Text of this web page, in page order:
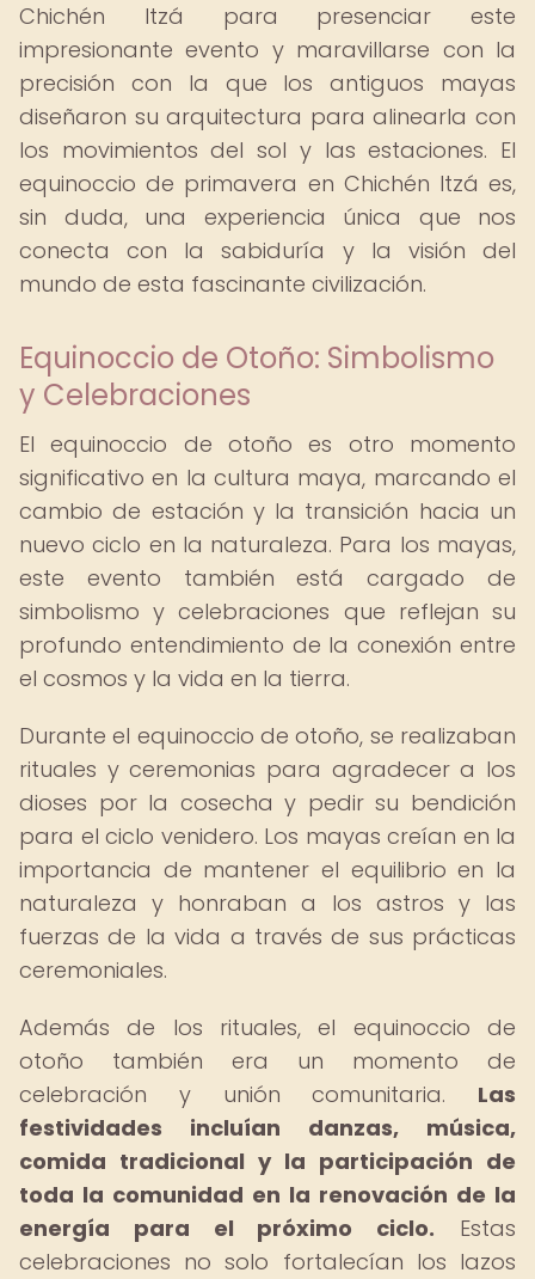
Chichén Itzá para presenciar este
impresionante evento y maravillarse con la
precisión con la que los antiguos mayas
diseñaron su arquitectura para alinearla con
los movimientos del sol y las estaciones. El
equinoccio de primavera en Chichén Itzá es,
sin duda, una experiencia única que nos
conecta con la sabiduría y la visión del
mundo de esta fascinante civilización.
Equinoccio de Otoño: Simbolismo
y Celebraciones
El equinoccio de otoño es otro momento
significativo en la cultura maya, marcando el
cambio de estación y la transición hacia un
nuevo ciclo en la naturaleza. Para los mayas,
este evento también está cargado de
simbolismo y celebraciones que reflejan su
profundo entendimiento de la conexión entre
el cosmos y la vida en la tierra.
Durante el equinoccio de otoño, se realizaban
rituales y ceremonias para agradecer a los
dioses por la cosecha y pedir su bendición
para el ciclo venidero. Los mayas creían en la
importancia de mantener el equilibrio en la
naturaleza y honraban a los astros y las
fuerzas de la vida a través de sus prácticas
ceremoniales.
Además de los rituales, el equinoccio de
otoño también era un momento de
celebración y unión comunitaria. Las
festividades incluían danzas, música,
comida tradicional y la participación de
toda la comunidad en la renovación de la
energía para el próximo ciclo. Estas
celebraciones no solo fortalecían los lazos